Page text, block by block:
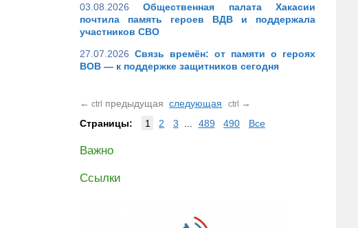
03.08.2026
Общественная палата Хакасии
почтила память героев ВДВ и поддержала
участников СВО
27.07.2026 Связь времён: от памяти о героях
ВОВ — к поддержке защитников сегодня
← ctrl предыдущая следующая ctrl →
Страницы:
1 2 3 489 490 Все
Важно
Ссылки